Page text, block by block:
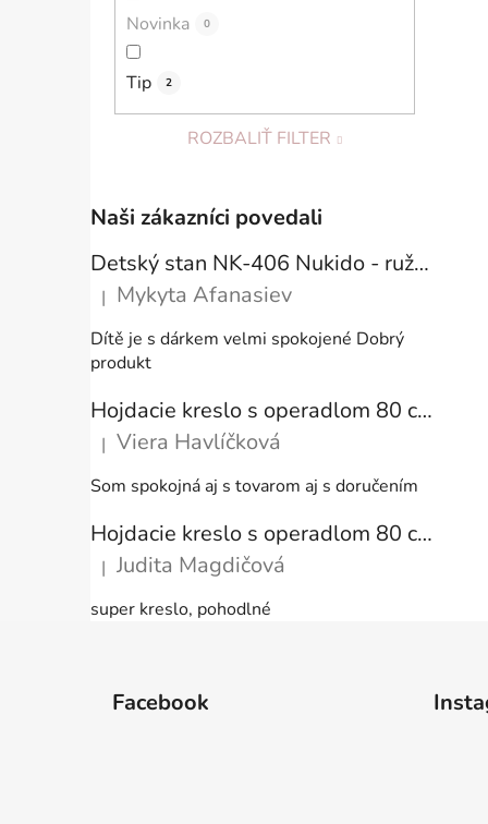
Novinka 0
Tip 2
ROZBALIŤ FILTER
Naši zákazníci povedali
Detský stan NK-406 Nukido - ružový
Hodnotenie produktu je 5 z 5 hviezdičiek.
| Mykyta Afanasiev
Dítě je s dárkem velmi spokojené Dobrý
produkt
Hojdacie kreslo s operadlom 80 cm + vankúše
Hodnotenie produktu je 5 z 5 hviezdičiek.
| Viera Havlíčková
Som spokojná aj s tovarom aj s doručením
Hojdacie kreslo s operadlom 80 cm + vankúše
Hodnotenie produktu je 5 z 5 hviezdičiek.
| Judita Magdičová
super kreslo, pohodlné
Facebook